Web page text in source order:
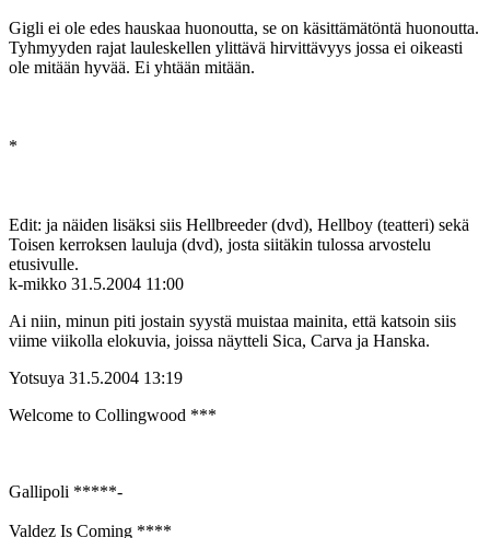
Gigli ei ole edes hauskaa huonoutta, se on käsittämätöntä huonoutta.
Tyhmyyden rajat lauleskellen ylittävä hirvittävyys jossa ei oikeasti
ole mitään hyvää. Ei yhtään mitään.
*
Edit: ja näiden lisäksi siis Hellbreeder (dvd), Hellboy (teatteri) sekä
Toisen kerroksen lauluja (dvd), josta siitäkin tulossa arvostelu
etusivulle.
k-mikko 31.5.2004 11:00
Ai niin, minun piti jostain syystä muistaa mainita, että katsoin siis
viime viikolla elokuvia, joissa näytteli Sica, Carva ja Hanska.
Yotsuya 31.5.2004 13:19
Welcome to Collingwood ***
Gallipoli *****-
Valdez Is Coming ****